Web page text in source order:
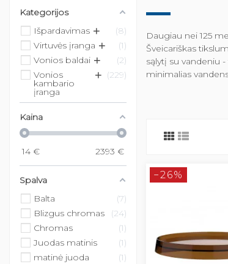
Daugiau nei 125
Šveicariškas
sąlytį su vandeniu
minimalias
−26%
Kategorijos
Išpardavimas +
8
Virtuvės įranga +
1
Vonios baldai +
2
Vonios
kambario
įranga
+ 229
Kaina
14 € 2393 €
Spalva
Balta
7
Blizgus chromas
24
Chromas
1
Juodas matinis
1
matinė juoda
1